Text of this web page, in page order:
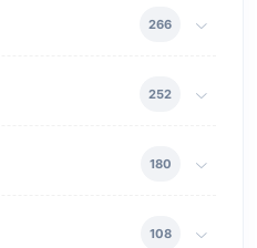
266
252
180
108